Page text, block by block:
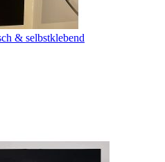
& selbstklebend